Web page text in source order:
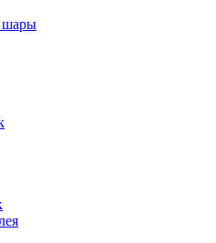
шары